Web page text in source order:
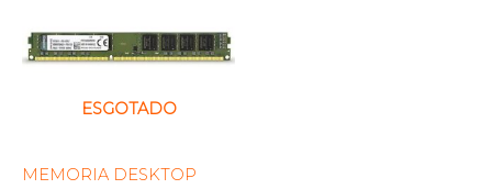
ESGOTADO
MEMORIA DESKTOP